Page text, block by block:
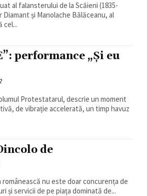
al falansterului de la Scăieni (1835-
și Manolache Bălăceanu, al
cel...
performance „Și eu
Protestatarul, descrie un moment
de vibrație accelerată, un timp havuz
de
nu este doar concurența de
și servicii de pe piața dominată de...